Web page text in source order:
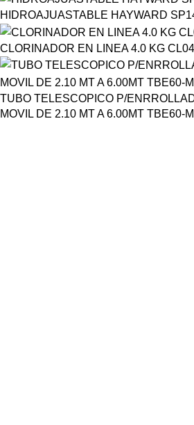
HIDROAJUASTABLE HAYWARD
CLORINADOR EN LINEA 4.0 KG
TUBO TELESCOPICO P/
MOVIL DE 2.10 MT A 6.00MT TBE60-